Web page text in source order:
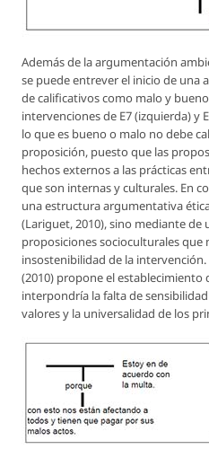
Además de la argumentación
se puede entrever el inicio de una
de calificativos como malo y
intervenciones de E7 (izquierda) y
lo que es bueno o malo no debe
proposición, puesto que las
hechos externos a las prácticas
que son internas y culturales. En
una estructura argumentativa
(Lariguet, 2010), sino mediante de
proposiciones socioculturales que
insostenibilidad de la
(2010) propone el establecimiento
interpondría la falta de
valores y la universalidad de los